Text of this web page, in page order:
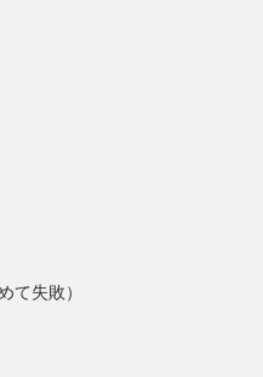
て失敗）